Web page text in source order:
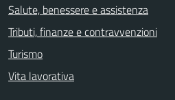
Salute, benessere e assistenza
Tributi, finanze e contravvenzioni
Turismo
Vita lavorativa